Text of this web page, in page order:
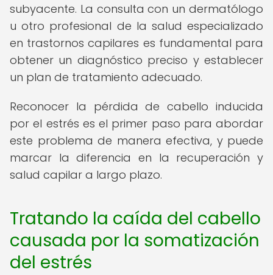
subyacente. La consulta con un dermatólogo
u otro profesional de la salud especializado
en trastornos capilares es fundamental para
obtener un diagnóstico preciso y establecer
un plan de tratamiento adecuado.
Reconocer la pérdida de cabello inducida
por el estrés es el primer paso para abordar
este problema de manera efectiva, y puede
marcar la diferencia en la recuperación y
salud capilar a largo plazo.
Tratando la caída del cabello
causada por la somatización
del estrés